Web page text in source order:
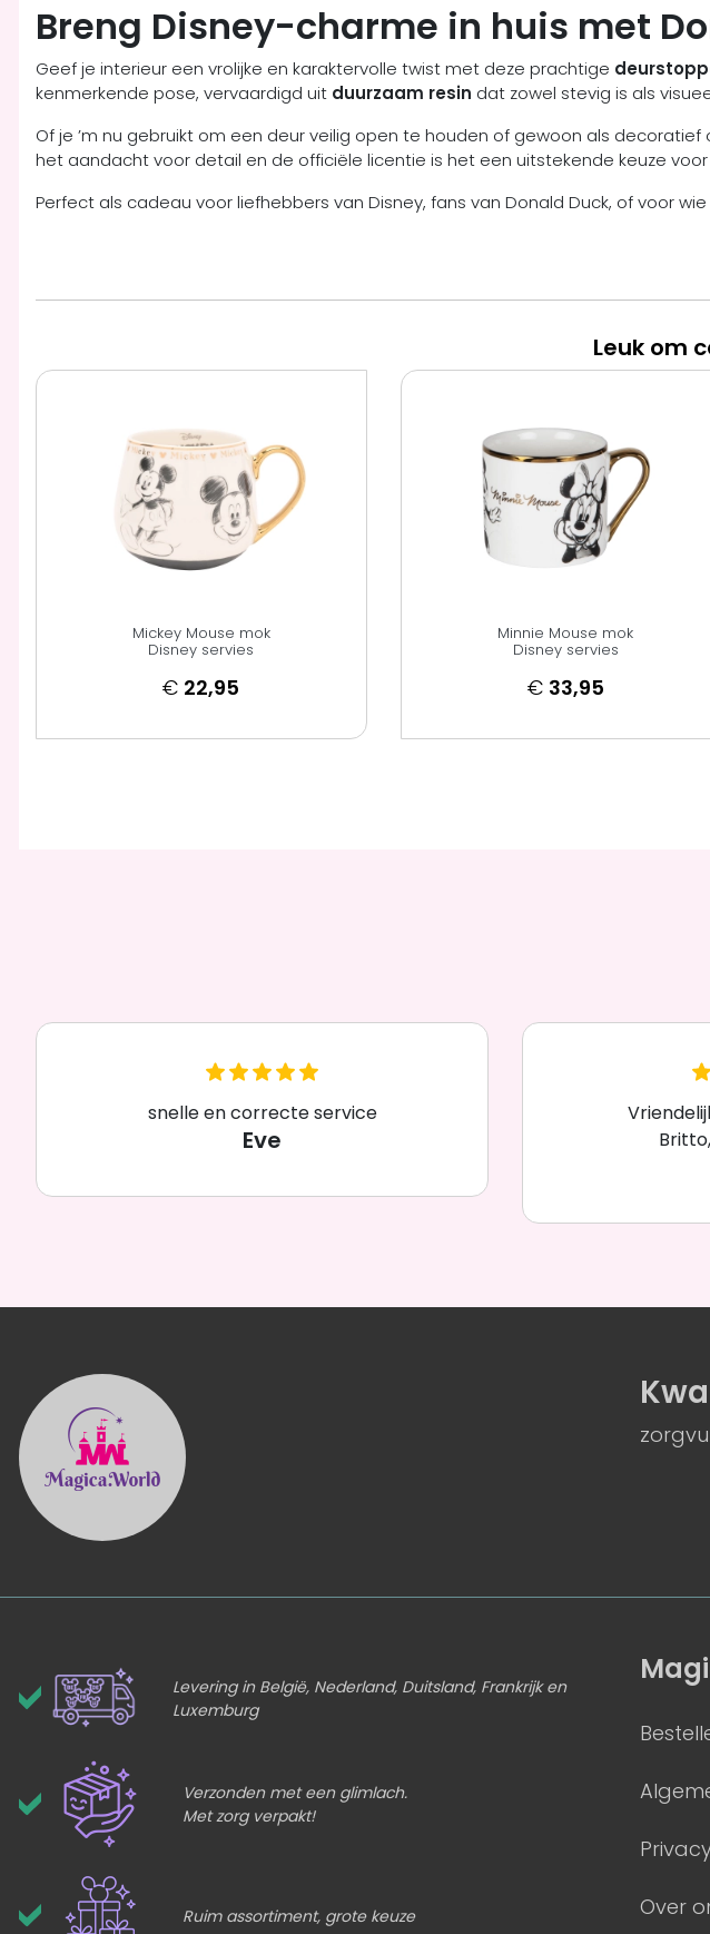
Breng Disney-charme in huis met
Geef je interieur een vrolijke en karaktervolle twist met deze prachtige
kenmerkende pose, vervaardigd uit duurzaam resin dat zowel stevig is als
Of je ’m nu gebruikt om een deur veilig open te houden of gewoon als
het aandacht voor detail en de officiële licentie is het een uitstekende keuze
Perfect als cadeau voor liefhebbers van Disney, fans van Donald Duck, of voor
Leuk om
Mickey Mouse mok
Disney servies
€ 22,95
Minnie Mouse mok
Disney servies
€ 33,95
snelle en correcte service
Eve
Levering in België, Nederland, Duitsland, Frankrijk en
Luxemburg
Verzonden met een glimlach.
Met zorg verpakt!
Ruim assortiment, grote keuze Over